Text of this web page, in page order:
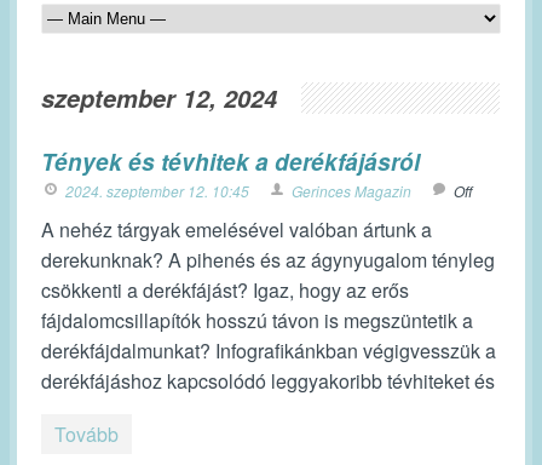
szeptember 12, 2024
Tények és tévhitek a derékfájásról
2024. szeptember 12. 10:45 Gerinces Magazin Off
A nehéz tárgyak emelésével valóban ártunk a
derekunknak? A pihenés és az ágynyugalom tényleg
csökkenti a derékfájást? Igaz, hogy az erős
fájdalomcsillapítók hosszú távon is megszüntetik a
derékfájdalmunkat? Infografikánkban végigvesszük a
derékfájáshoz kapcsolódó leggyakoribb tévhiteket és
Tovább